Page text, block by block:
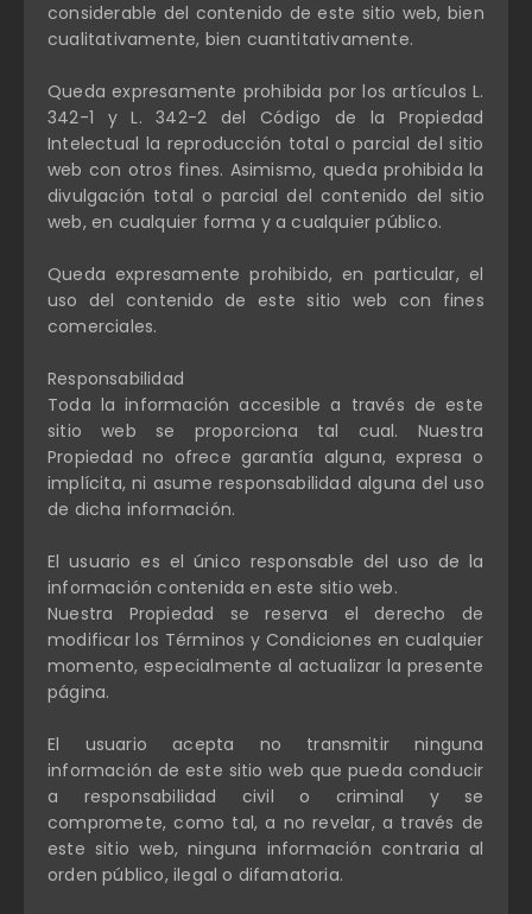
considerable del contenido de este sitio web, bien
cualitativamente, bien cuantitativamente.
Queda expresamente prohibida por los artículos L.
342-1 y L. 342-2 del Código de la Propiedad
Intelectual la reproducción total o parcial del sitio
web con otros fines. Asimismo, queda prohibida la
divulgación total o parcial del contenido del sitio
web, en cualquier forma y a cualquier público.
Queda expresamente prohibido, en particular, el
uso del contenido de este sitio web con fines
comerciales.
Responsabilidad
Toda la información accesible a través de este
sitio web se proporciona tal cual. Nuestra
Propiedad no ofrece garantía alguna, expresa o
implícita, ni asume responsabilidad alguna del uso
de dicha información.
El usuario es el único responsable del uso de la
información contenida en este sitio web.
Nuestra Propiedad se reserva el derecho de
modificar los Términos y Condiciones en cualquier
momento, especialmente al actualizar la presente
página.
El usuario acepta no transmitir ninguna
información de este sitio web que pueda conducir
a responsabilidad civil o criminal y se
compromete, como tal, a no revelar, a través de
este sitio web, ninguna información contraria al
orden público, ilegal o difamatoria.